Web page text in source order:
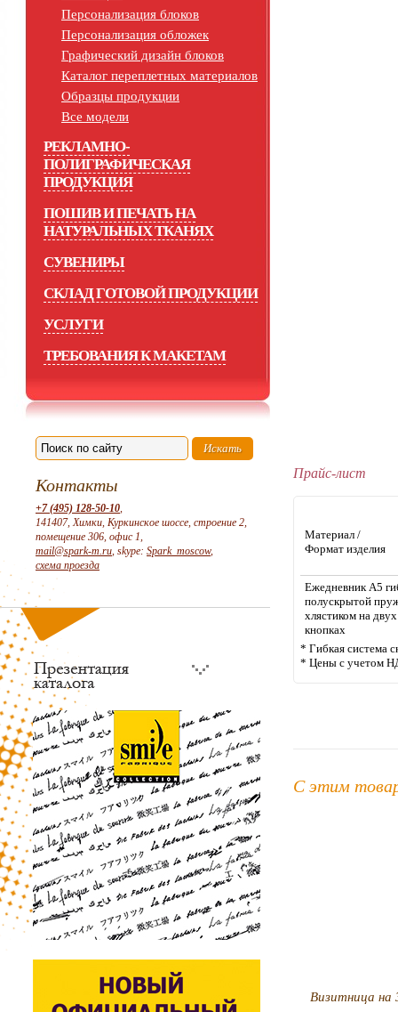
Персонализация блоков
Персонализация обложек
Графический дизайн блоков
Каталог переплетных материалов
Образцы продукции
Все модели
РЕКЛАМНО-
ПОЛИГРАФИЧЕСКАЯ
ПРОДУКЦИЯ
ПОШИВ И ПЕЧАТЬ НА
НАТУРАЛЬНЫХ ТКАНЯХ
СУВЕНИРЫ
СКЛАД ГОТОВОЙ ПРОДУКЦИИ
УСЛУГИ
ТРЕБОВАНИЯ К МАКЕТАМ
Контакты
+7 (495) 128-50-10,
141407, Химки, Куркинское шоссе, строение 2,
помещение 306, офис 1,
mail@spark-m.ru, skype: Spark_moscow,
схема проезда
Прайс-лист
Материал /
Формат изделия
Ежедневник А5
полускрытой
хлястиком на двух
кнопках
* Гибкая система
* Цены с учетом
С этим
Визитница на